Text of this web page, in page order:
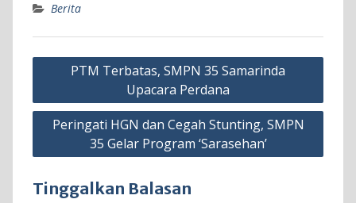
Berita
Navigasi
PTM Terbatas, SMPN 35 Samarinda
Upacara Perdana
Peringati HGN dan Cegah Stunting, SMPN
35 Gelar Program ‘Sarasehan’
Tinggalkan Balasan